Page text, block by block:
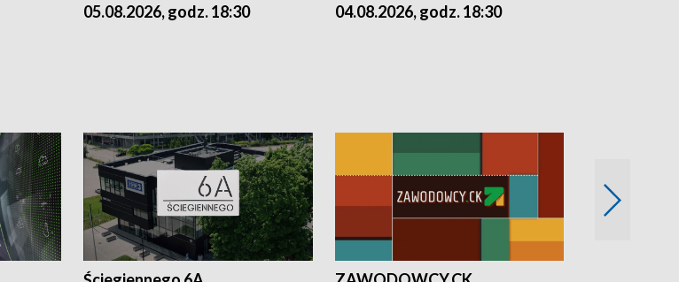
05.08.2026, godz. 18:30 04.08.2026, godz. 18:30